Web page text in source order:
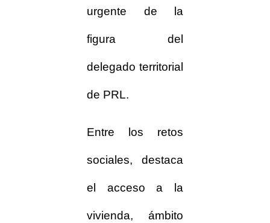
urgente de la
figura del
delegado territorial
de PRL.
Entre los retos
sociales, destaca
el acceso a la
vivienda, ámbito